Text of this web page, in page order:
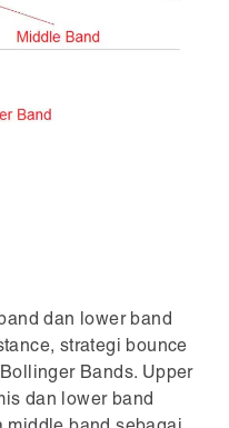
dan lower band
strategi bounce
Bands. Upper
dan lower band